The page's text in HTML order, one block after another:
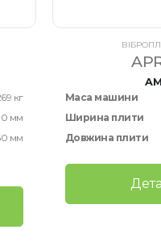
кг
мм
мм
Маса машини
Ширина плити
Довжина плити